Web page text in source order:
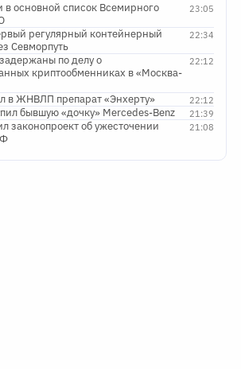
23:05
основной список Всемирного
22:34
регулярный контейнерный
Севморпуть
22:12
по делу о
криптообменниках в «Москва-
22:12
в ЖНВЛП препарат «Энхерту»
21:39
бывшую «дочку» Mercedes-Benz
21:08
законопроект об ужесточении